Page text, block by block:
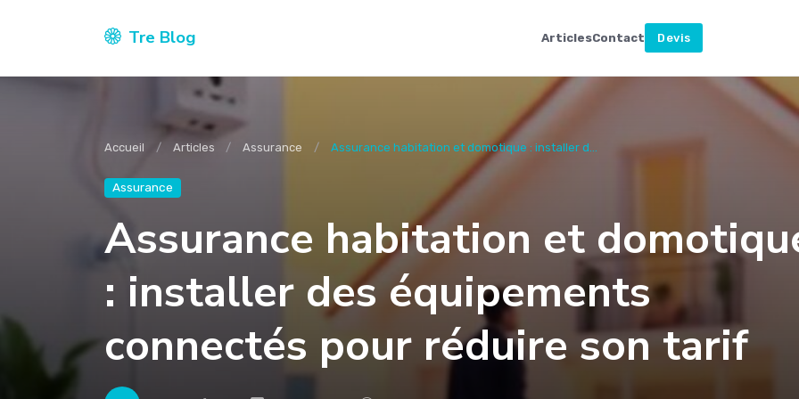
Tre Blog ArticlesContact Devis
Accueil Articles Assurance Assurance habitation et domotique : installer d...
Assurance
Assurance habitation et
: installer des équipements
connectés pour réduire son tarif